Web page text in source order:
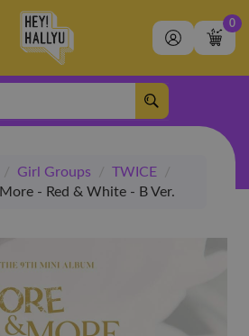
0
/ Girl Groups / TWICE
/
- Red & White - B Ver.